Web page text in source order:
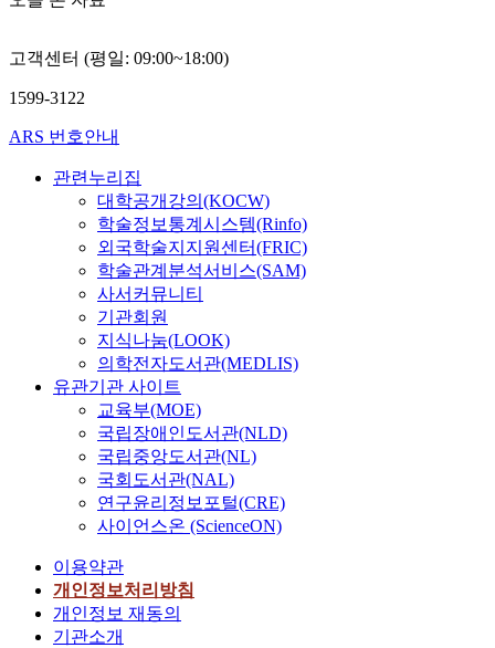
고객센터 (평일: 09:00~18:00)
1599-3122
ARS 번호안내
관련누리집
대학공개강의(KOCW)
학술정보통계시스템(Rinfo)
외국학술지지원센터(FRIC)
학술관계분석서비스(SAM)
사서커뮤니티
기관회원
지식나눔(LOOK)
의학전자도서관(MEDLIS)
유관기관 사이트
교육부(MOE)
국립장애인도서관(NLD)
국립중앙도서관(NL)
국회도서관(NAL)
연구윤리정보포털(CRE)
사이언스온 (ScienceON)
이용약관
개인정보처리방침
개인정보 재동의
기관소개